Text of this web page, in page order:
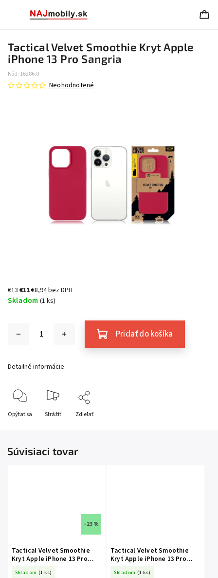
Tactical Velvet Smoothie Kryt Apple
iPhone 13 Pro Sangria
Kód: 16286.0
Neohodnotené
€13 €11€8,94 bez DPH
Skladom (1 ks)
Pridať do košíka
Detailné informácie
Opýtať sa Strážiť Zdieľať
Súvisiaci tovar
–23 %
Tactical Velvet Smoothie
Kryt Apple iPhone 13 Pro
Skladom (1 ks)
Tactical Velvet Smoothie
Kryt Apple iPhone 13 Pro
Skladom (1 ks)